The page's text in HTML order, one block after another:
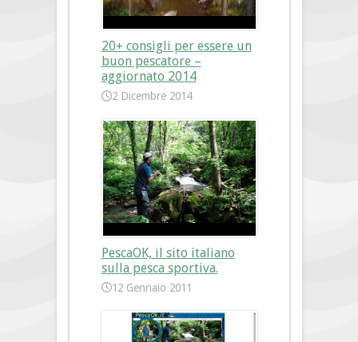
20+ consigli per essere un
buon pescatore –
aggiornato 2014
2 Dicembre 2014
PescaOK, il sito italiano
sulla pesca sportiva.
12 Gennaio 2011